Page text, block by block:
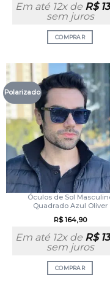
Em até 12x de R$
sem juros
COMPRAR
Polarizado
Óculos de Sol
Quadrado Azul Oliver
R$164,90
Em até 12x de R$
sem juros
COMPRAR